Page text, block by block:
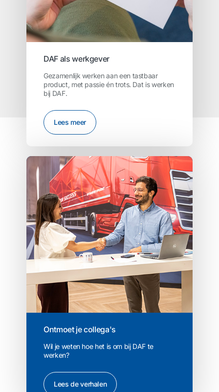
DAF als werkgever
Gezamenlijk werken aan een tastbaar
product, met passie én trots. Dat is werken
bij DAF.
Lees meer
Ontmoet je collega's
Wil je weten hoe het is om bij DAF te
werken?
Lees de verhalen